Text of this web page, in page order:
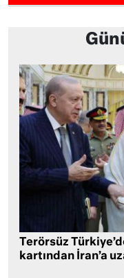
Terörsüz
kartından İran’a